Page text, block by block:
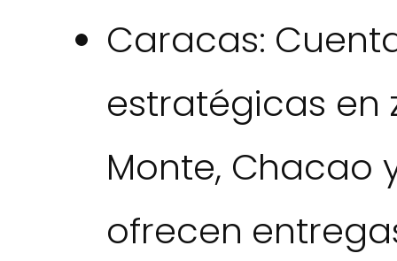
Caracas:
estratégicas en
Monte, Chacao
ofrecen